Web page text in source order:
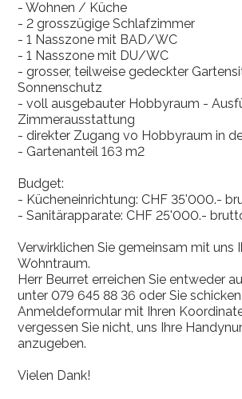
- Wohnen / Küche
- 2 grosszügige Schlafzimmer
- 1 Nasszone mit BAD/WC
- 1 Nasszone mit DU/WC
- grosser, teilweise gedeckter
Sonnenschutz
- voll ausgebauter Hobbyraum -
Zimmerausstattung
- direkter Zugang vo Hobbyraum in
- Gartenanteil 163 m2
Budget:
- Kücheneinrichtung: CHF 35'000.-
- Sanitärapparate: CHF 25'000.-
Verwirklichen Sie gemeinsam mit uns
Wohntraum.
Herr Beurret erreichen Sie entweder
unter 079 645 88 36 oder Sie
Anmeldeformular mit Ihren
vergessen Sie nicht, uns Ihre
anzugeben.
Vielen Dank!